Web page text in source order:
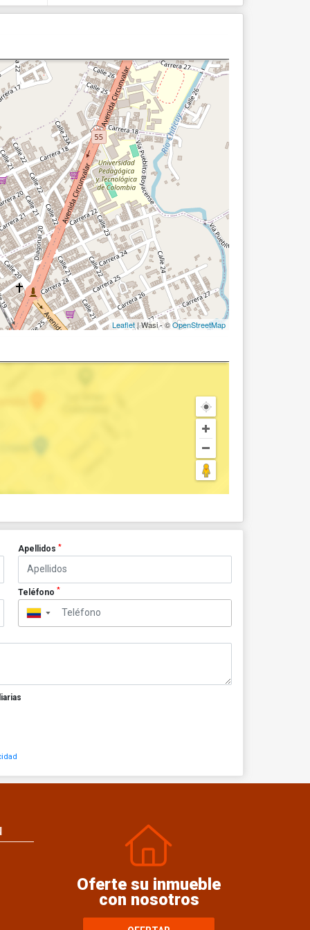
Leaflet| Wasi - ©OpenStreetMap
Apellidos *
Teléfono *
▼
Oferte su inmueble
con nosotros